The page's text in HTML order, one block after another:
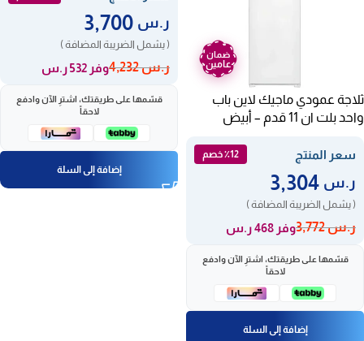
ضمان
عامين
ثلاجة عمودي ماجيك لاين باب
واحد بلت ان 11 قدم – أبيض
سعر المنتج
٪12 خصم
ر.س
( يشمل الضريبة المضافة )
ر.س3,772 وفر 468 ر.س
قسّمها على طريقتك، اشترِ الآن وادفع
لاحقاً
إضافة إلى السلة
ر.س
( يشمل الضريبة المضافة )
ر.س4,232 وفر 532 ر.س
قسّمها على طريقتك، اشترِ الآن وادفع
لاحقاً
إضافة إلى السلة